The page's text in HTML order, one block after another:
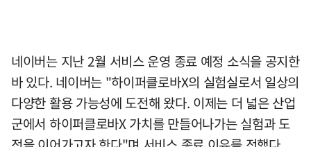
네이버는 지난 2월 서비스 운영 종료 예정 소식을 공지한
바 있다. 네이버는 "하이퍼클로바X의 실험실로서 일상의
다양한 활용 가능성에 도전해 왔다. 이제는 더 넓은 산업
군에서 하이퍼클로바X 가치를 만들어나가는 실험과 도